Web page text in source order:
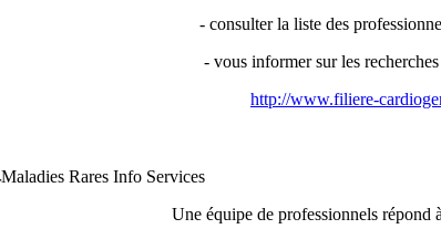
- consulter la liste des
- vous informer sur les
http://www.filiere-
Maladies Rares Info Services
Une équipe de professionnels répond